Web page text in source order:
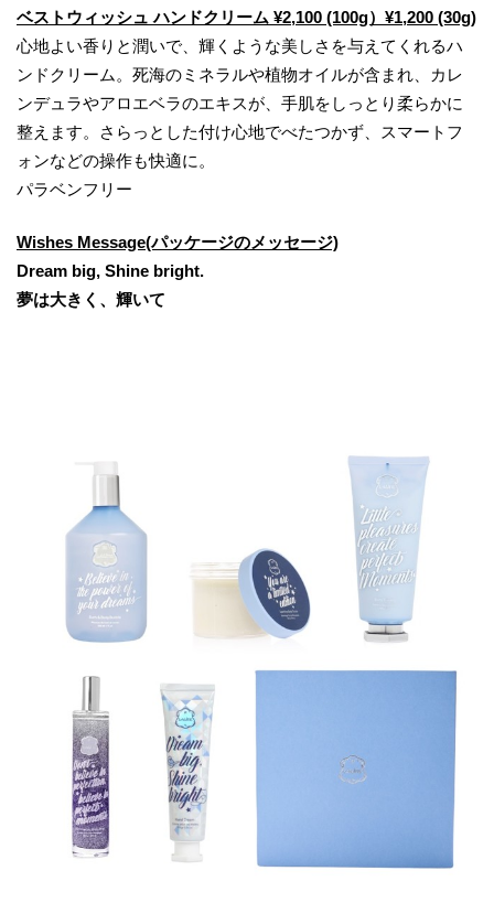
ベストウィッシュ ハンドクリーム ¥2,100 (100g）¥1,200 (30g)
心地よい香りと潤いで、輝くような美しさを与えてくれるハ
ンドクリーム。死海のミネラルや植物オイルが含まれ、カレ
ンデュラやアロエベラのエキスが、手肌をしっとり柔らかに
整えます。さらっとした付け心地でべたつかず、スマートフ
ォンなどの操作も快適に。
パラベンフリー
Wishes Message(パッケージのメッセージ)
Dream big, Shine bright.
夢は大きく、輝いて